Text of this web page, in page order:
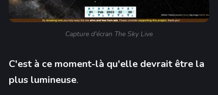
Capture d'écran The Sky Live
C'est à ce moment-là qu'elle devrait être la
plus lumineuse.